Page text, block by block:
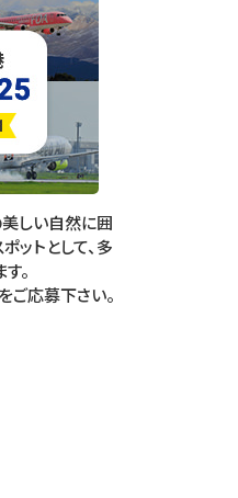
しい自然に囲
ットとして、多
。
ご応募下さい。